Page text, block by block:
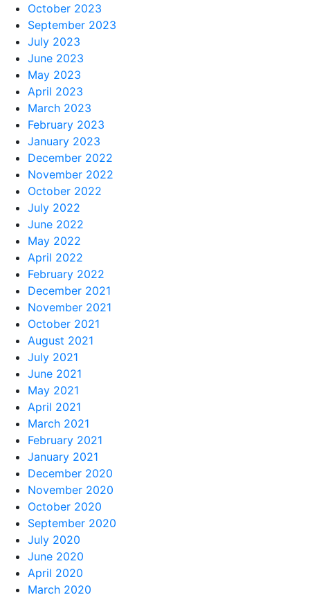
October 2023
September 2023
July 2023
June 2023
May 2023
April 2023
March 2023
February 2023
January 2023
December 2022
November 2022
October 2022
July 2022
June 2022
May 2022
April 2022
February 2022
December 2021
November 2021
October 2021
August 2021
July 2021
June 2021
May 2021
April 2021
March 2021
February 2021
January 2021
December 2020
November 2020
October 2020
September 2020
July 2020
June 2020
April 2020
March 2020